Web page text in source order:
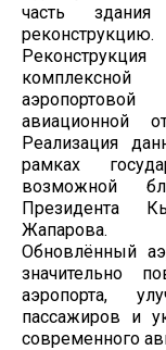
часть здания
реконструкцию.
авиационной
Реализация
рамках
возможной
Президента
Жапарова.
Обновлённый
значительно
аэропорта,
пассажиров и
современного